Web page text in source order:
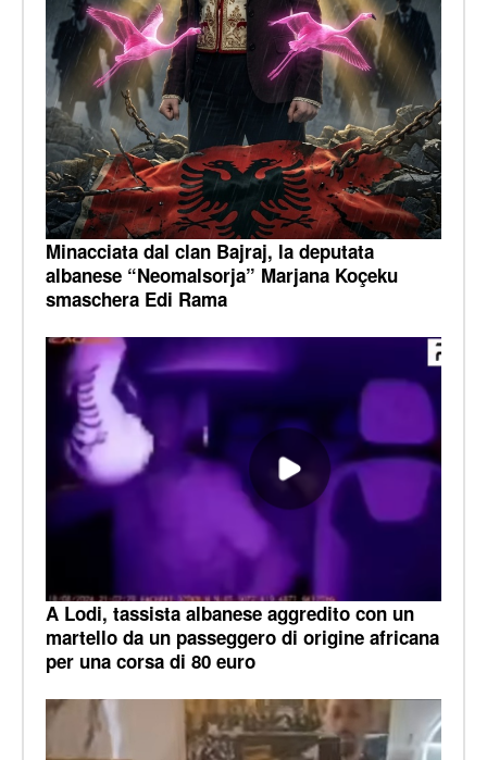
Minacciata dal clan Bajraj, la deputata
albanese “Neomalsorja” Marjana Koçeku
smaschera Edi Rama
A Lodi, tassista albanese aggredito con un
martello da un passeggero di origine africana
per una corsa di 80 euro